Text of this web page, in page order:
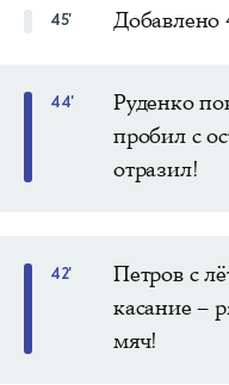
45' Добавлено
44'
Руденко
пробил с
отразил!
42'
Петров с
касание –
мяч!